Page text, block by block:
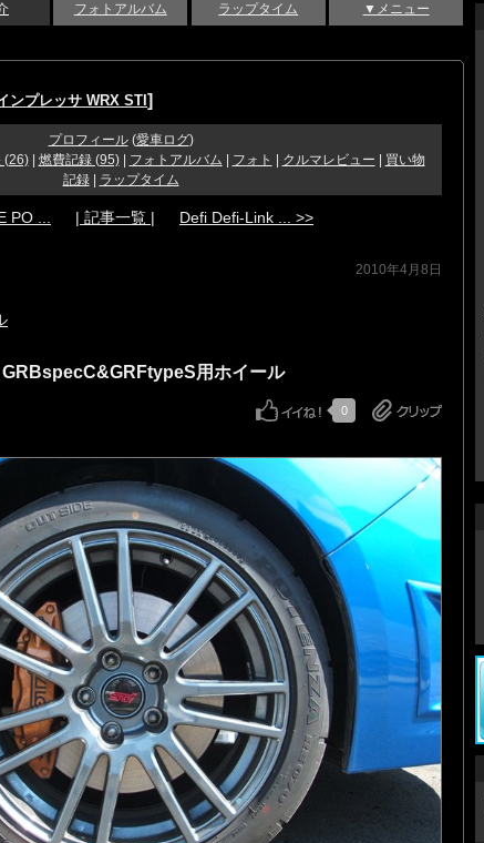
フォトアルバム ラップタイム ▼メニュー
ンプレッサ WRX STI ]
プロフィール(愛車ログ)
(26)| 燃費記録 (95)| フォトアルバム フォト クルマレビュー
買い物
記録| ラップタイム
PO ... | 記事一覧 | Defi Defi-Link ... >>
2010年4月8日
用ホイール
0